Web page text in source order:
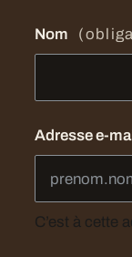
Nom
Adresse e-
C’est à cette